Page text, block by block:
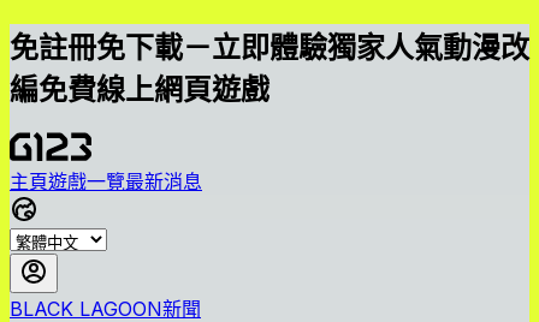
免註冊免下載－立即體驗獨家人氣動漫改
編免費線上網頁遊戲
主頁遊戲一覽最新消息
BLACK LAGOON新聞